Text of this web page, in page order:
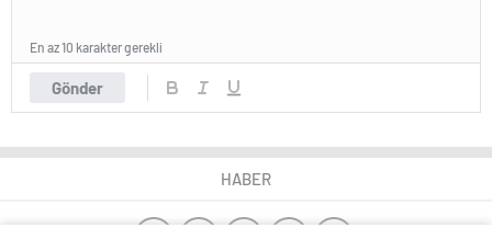
Gönder
En az 10 karakter gerekli
HABER